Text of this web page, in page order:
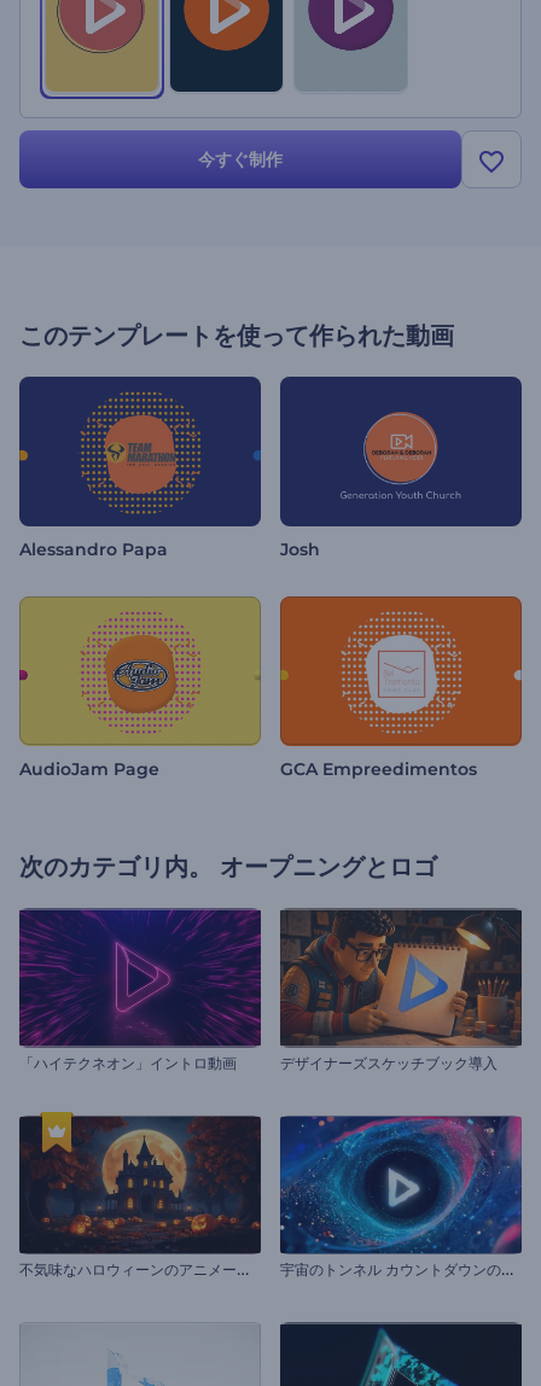
今すぐ制作
このテンプレートを使って作られた動画
Alessandro Papa Josh
AudioJam Page GCA Empreedimentos
次のカテゴリ内。 オープニングとロゴ
「ハイテクネオン」イントロ動画 デザイナーズスケッチブック導入
不
気味なハロウィーンのアニメーション 宇
宙のトンネル カウントダウンのイントロ